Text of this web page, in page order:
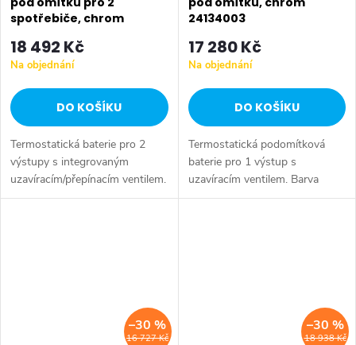
spotřebiče, chrom
18 492 Kč
Na objednání
DO KOŠÍKU
Termostatická baterie pro 2
výstupy s integrovaným
uzavíracím/přepínacím ventilem.
Barva chrom.
24134003
17 280 Kč
Na objednání
DO KOŠÍKU
Termostatická podomítková
baterie pro 1 výstup s
uzavíracím ventilem. Barva
chrom.
16 727 Kč
–30 %
18 938 Kč
–30 %